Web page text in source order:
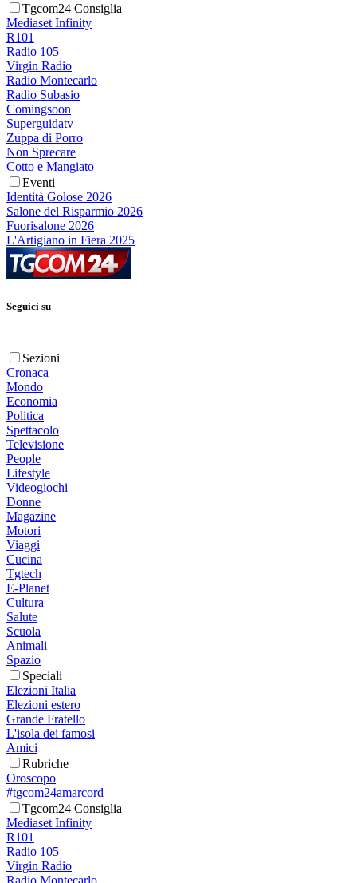
Tgcom24 Consiglia
Mediaset Infinity
R101
Radio 105
Virgin Radio
Radio Montecarlo
Radio Subasio
Comingsoon
Superguidatv
Zuppa di Porro
Non Sprecare
Cotto e Mangiato
Eventi
Identità Golose 2026
Salone del Risparmio 2026
Fuorisalone 2026
L'Artigiano in Fiera 2025
Seguici su
Sezioni
Cronaca
Mondo
Economia
Politica
Spettacolo
Televisione
People
Lifestyle
Videogiochi
Donne
Magazine
Motori
Viaggi
Cucina
Tgtech
E-Planet
Cultura
Salute
Scuola
Animali
Spazio
Speciali
Elezioni Italia
Elezioni estero
Grande Fratello
L'isola dei famosi
Amici
Rubriche
Oroscopo
#tgcom24amarcord
Tgcom24 Consiglia
Mediaset Infinity
R101
Radio 105
Virgin Radio
Radio Montecarlo